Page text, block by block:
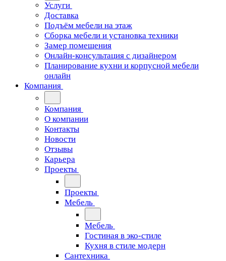
Услуги
Доставка
Подъём мебели на этаж
Сборка мебели и установка техники
Замер помещения
Онлайн-консультация с дизайнером
Планирование кухни и корпусной мебели
онлайн
Компания
Компания
О компании
Контакты
Новости
Отзывы
Карьера
Проекты
Проекты
Мебель
Мебель
Гостиная в эко-стиле
Кухня в стиле модерн
Сантехника